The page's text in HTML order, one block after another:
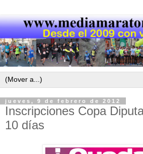
jueves, 9 de febrero de 2012
Inscripciones Copa
10 días